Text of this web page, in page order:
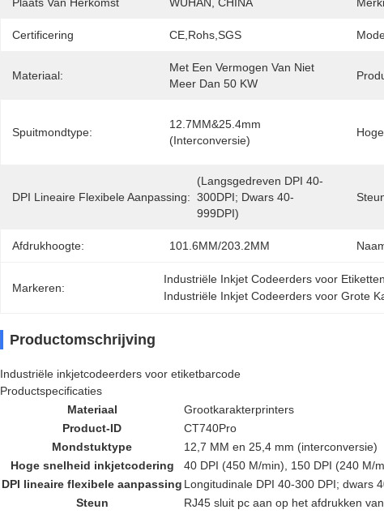
Certificering CE,Rohs,SGS
Materiaal:
Met Een Vermogen Van Niet
Meer Dan 50 KW
Spuitmondtype:
12.7MM&25.4mm
(interconversie)
DPI Lineaire Flexibele Aanpassing:
(langsgedreven DPI 40-
300DPI; Dwars 40-
999DPI)
Afdrukhoogte: 101.6MM/203.2MM
Markeren:
Industriële Inkjet Codeerders voor
Industriële Inkjet Codeerders voor Grote
Productomschrijving
Industriële inkjetcodeerders voor etiketbarcode
Productspecificaties
Materiaal
Grootkarakterprinters
Product-ID
CT740Pro
Mondstuktype
12,7 MM en 25,4 mm (interconversie)
Hoge snelheid inkjetcodering
40 DPI (450 M/min), 150 DPI (240 M/
DPI lineaire flexibele aanpassing Longitudinale DPI 40-300 DPI; dwars
Steun
RJ45 sluit pc aan op het afdrukken